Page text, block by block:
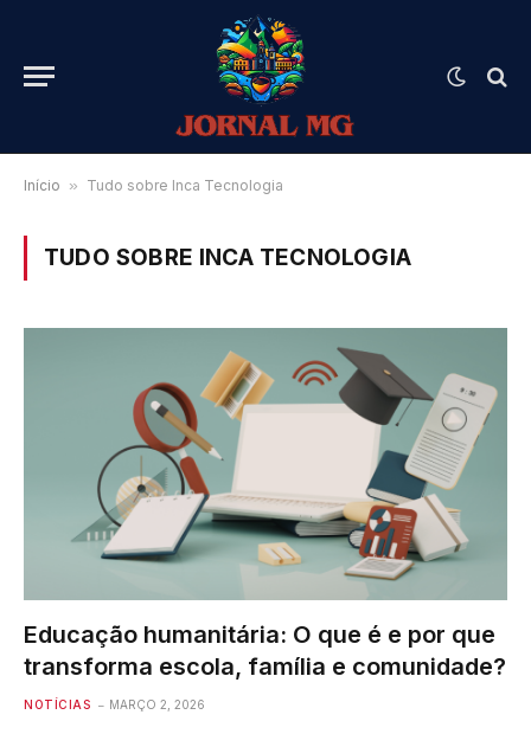
Início » Tudo sobre Inca Tecnologia
TUDO SOBRE INCA TECNOLOGIA
Educação humanitária: O que é e por que
transforma escola, família e comunidade?
NOTÍCIAS MARÇO 2, 2026